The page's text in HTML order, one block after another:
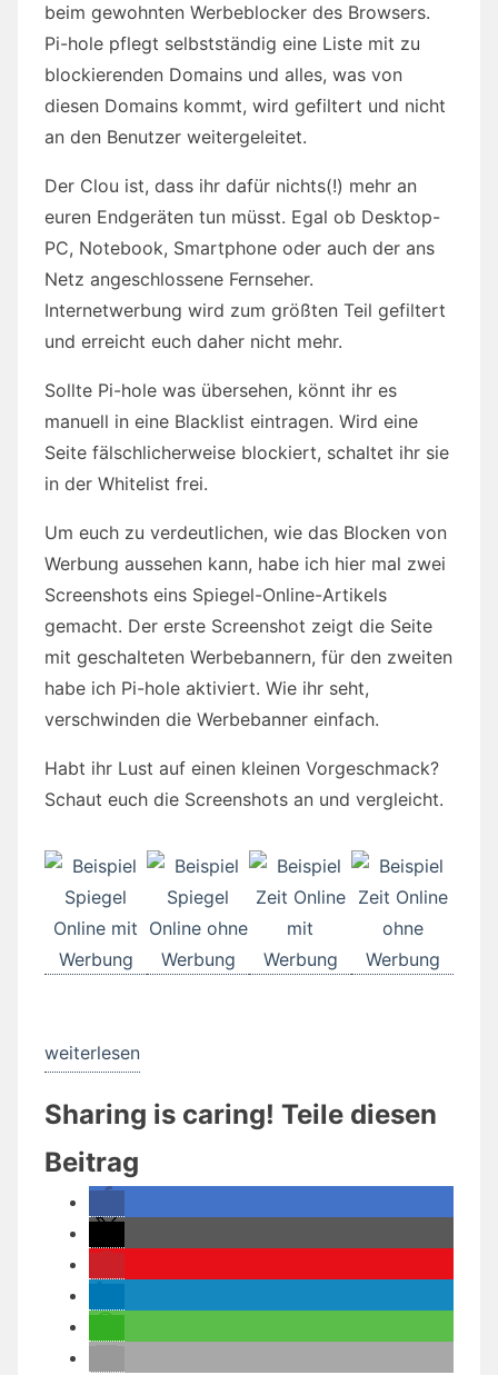
beim gewohnten Werbeblocker des Browsers.
Pi-hole pflegt selbstständig eine Liste mit zu
blockierenden Domains und alles, was von
diesen Domains kommt, wird gefiltert und nicht
an den Benutzer weitergeleitet.
Der Clou ist, dass ihr dafür nichts(!) mehr an
euren Endgeräten tun müsst. Egal ob Desktop-
PC, Notebook, Smartphone oder auch der ans
Netz angeschlossene Fernseher.
Internetwerbung wird zum größten Teil gefiltert
und erreicht euch daher nicht mehr.
Sollte Pi-hole was übersehen, könnt ihr es
manuell in eine Blacklist eintragen. Wird eine
Seite fälschlicherweise blockiert, schaltet ihr sie
in der Whitelist frei.
Um euch zu verdeutlichen, wie das Blocken von
Werbung aussehen kann, habe ich hier mal zwei
Screenshots eins Spiegel-Online-Artikels
gemacht. Der erste Screenshot zeigt die Seite
mit geschalteten Werbebannern, für den zweiten
habe ich Pi-hole aktiviert. Wie ihr seht,
verschwinden die Werbebanner einfach.
Habt ihr Lust auf einen kleinen Vorgeschmack?
Schaut euch die Screenshots an und vergleicht.
„Adblocker
Pi-
Das
schwarze
Loch
Werbung
Internet“
weiterlesen
Sharing is caring! Teile diesen
Beitrag